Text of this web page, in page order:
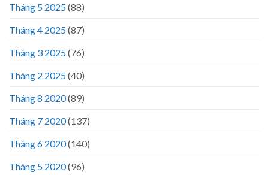
Tháng 5 2025(88)
Tháng 4 2025(87)
Tháng 3 2025(76)
Tháng 2 2025(40)
Tháng 8 2020(89)
Tháng 7 2020(137)
Tháng 6 2020(140)
Tháng 5 2020(96)